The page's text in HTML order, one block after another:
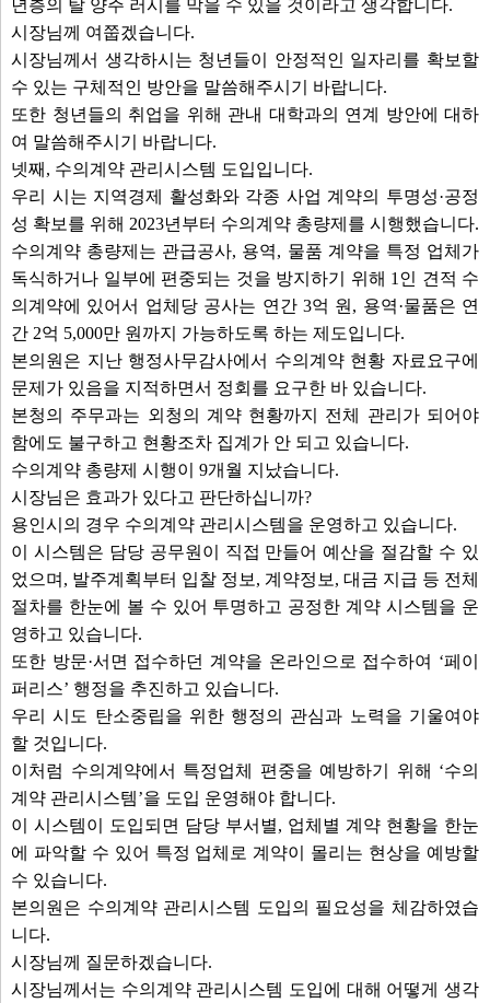
년층의 탈 양주 러시를 막을 수 있을 것이라고 생각합니다.
시장님께 여쭙겠습니다.
시장님께서 생각하시는 청년들이 안정적인 일자리를 확보할
수 있는 구체적인 방안을 말씀해주시기 바랍니다.
또한 청년들의 취업을 위해 관내 대학과의 연계 방안에 대하
여 말씀해주시기 바랍니다.
넷째, 수의계약 관리시스템 도입입니다.
우리 시는 지역경제 활성화와 각종 사업 계약의 투명성·공정
성 확보를 위해 2023년부터 수의계약 총량제를 시행했습니다.
수의계약 총량제는 관급공사, 용역, 물품 계약을 특정 업체가
독식하거나 일부에 편중되는 것을 방지하기 위해 1인 견적 수
의계약에 있어서 업체당 공사는 연간 3억 원, 용역·물품은 연
간 2억 5,000만 원까지 가능하도록 하는 제도입니다.
본의원은 지난 행정사무감사에서 수의계약 현황 자료요구에
문제가 있음을 지적하면서 정회를 요구한 바 있습니다.
본청의 주무과는 외청의 계약 현황까지 전체 관리가 되어야
함에도 불구하고 현황조차 집계가 안 되고 있습니다.
수의계약 총량제 시행이 9개월 지났습니다.
시장님은 효과가 있다고 판단하십니까?
용인시의 경우 수의계약 관리시스템을 운영하고 있습니다.
이 시스템은 담당 공무원이 직접 만들어 예산을 절감할 수 있
었으며, 발주계획부터 입찰 정보, 계약정보, 대금 지급 등 전체
절차를 한눈에 볼 수 있어 투명하고 공정한 계약 시스템을 운
영하고 있습니다.
또한 방문·서면 접수하던 계약을 온라인으로 접수하여 ‘페이
퍼리스’ 행정을 추진하고 있습니다.
우리 시도 탄소중립을 위한 행정의 관심과 노력을 기울여야
할 것입니다.
이처럼 수의계약에서 특정업체 편중을 예방하기 위해 ‘수의
계약 관리시스템’을 도입 운영해야 합니다.
이 시스템이 도입되면 담당 부서별, 업체별 계약 현황을 한눈
에 파악할 수 있어 특정 업체로 계약이 몰리는 현상을 예방할
수 있습니다.
본의원은 수의계약 관리시스템 도입의 필요성을 체감하였습
니다.
시장님께 질문하겠습니다.
시장님께서는 수의계약 관리시스템 도입에 대해 어떻게 생각